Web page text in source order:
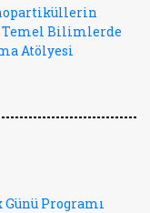
Temel Bilimlerde
Atölyesi
Programı